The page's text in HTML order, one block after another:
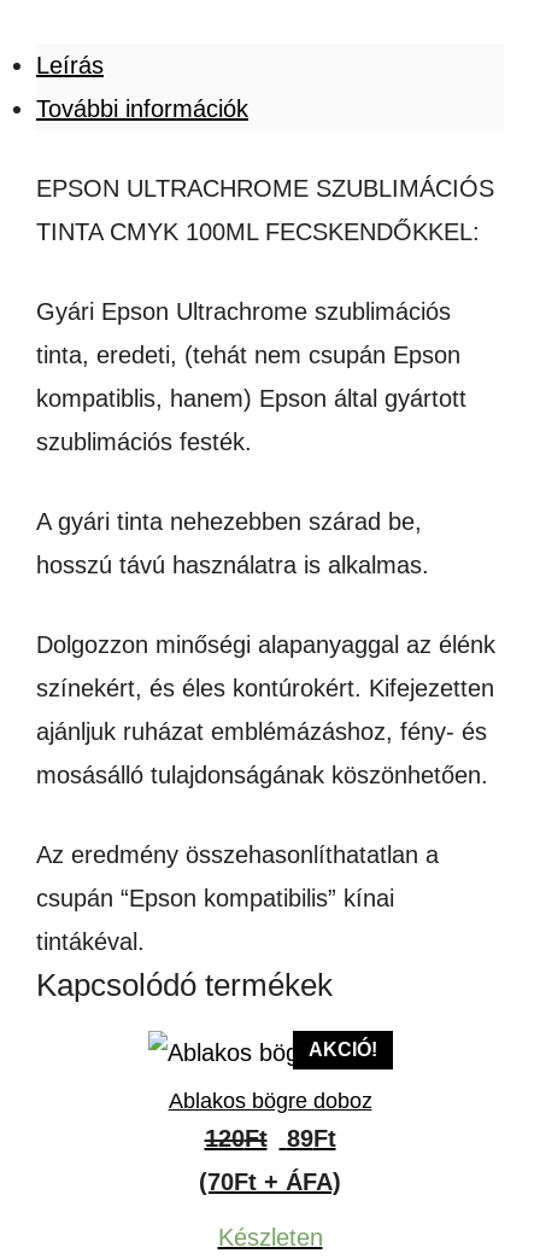
Leírás
További információk
EPSON ULTRACHROME SZUBLIMÁCIÓS
TINTA CMYK 100ML FECSKENDŐKKEL:
Gyári Epson Ultrachrome szublimációs
tinta, eredeti, (tehát nem csupán Epson
kompatiblis, hanem) Epson által gyártott
szublimációs festék.
A gyári tinta nehezebben szárad be,
hosszú távú használatra is alkalmas.
Dolgozzon minőségi alapanyaggal az élénk
színekért, és éles kontúrokért. Kifejezetten
ajánljuk ruházat emblémázáshoz, fény- és
mosásálló tulajdonságának köszönhetően.
Az eredmény összehasonlíthatatlan a
csupán “Epson kompatibilis” kínai
tintákéval.
Kapcsolódó termékek
AKCIÓ!
Ablakos bögre doboz
120Ft
Original
price
was:
89FtCurrent
price
(70Ft + ÁFA)
Készleten